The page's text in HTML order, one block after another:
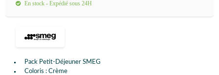
Pack Petit-Déjeuner SMEG
Coloris : Crème
En stock - Expédié sous 24H